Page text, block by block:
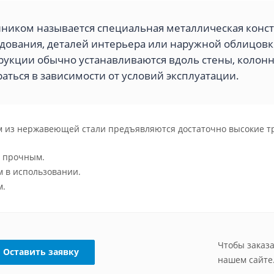
называется специальная металлическая
деталей интерьера или наружной
обычно устанавливаются вдоль стены,
в зависимости от условий эксплуатации.
из нержавеющей стали предъявляются достаточно высокие
прочным.
в использовании.
Оставить заявку
Чтобы
нашем